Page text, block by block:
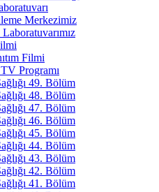
Merkezimiz
Filmi
Programı
49. Bölüm
48. Bölüm
47. Bölüm
46. Bölüm
45. Bölüm
44. Bölüm
43. Bölüm
42. Bölüm
41. Bölüm